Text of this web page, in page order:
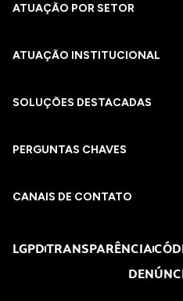
ATUAÇÃO POR SETOR
ATUAÇÃO INSTITUCIONAL
SOLUÇÕES DESTACADAS
PERGUNTAS CHAVES​
CANAIS DE CONTATO
LGPDTRANSPARÊNCIA